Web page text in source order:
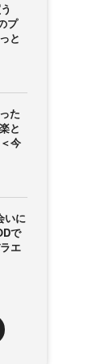
プ
と
た
と
今
いに
で
エ